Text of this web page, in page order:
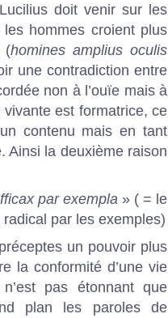
doit venir sur les
hommes croient plus
(homines amplius oculis
une contradiction entre
non à l’ouïe mais à
est formatrice, ce
contenu mais en tant
Ainsi la deuxième raison
par exempla » ( = le
par les exemples)
un pouvoir plus
la conformité d’une vie
pas étonnant que
plan les paroles de